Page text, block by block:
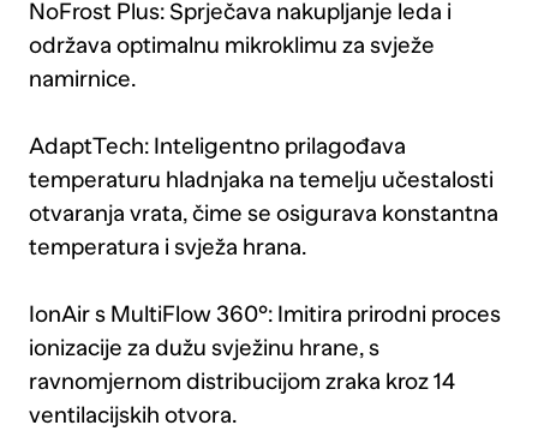
NoFrost Plus: Sprječava nakupljanje leda i
održava optimalnu mikroklimu za svježe
namirnice.
AdaptTech: Inteligentno prilagođava
temperaturu hladnjaka na temelju učestalosti
otvaranja vrata, čime se osigurava konstantna
temperatura i svježa hrana.
IonAir s MultiFlow 360°: Imitira prirodni proces
ionizacije za dužu svježinu hrane, s
ravnomjernom distribucijom zraka kroz 14
ventilacijskih otvora.